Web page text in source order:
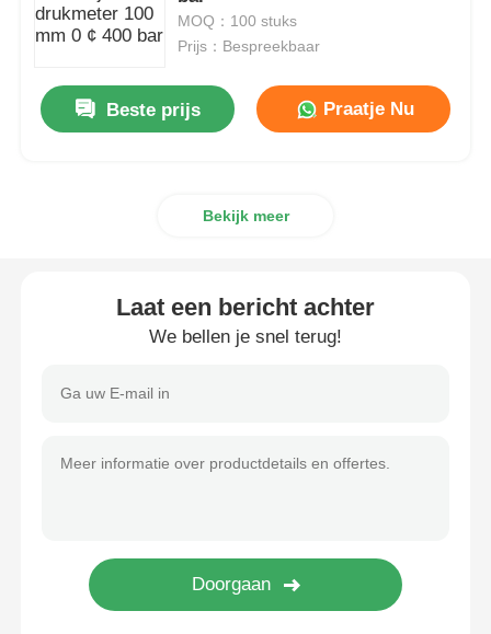
vloeistofgevulde drukmeter
Elektrische contactdrukmeter
Mini-drukmeter
Digitale manometer
Drukmeter voor nutsvoorzieningen
Typen drukmeters
MOQ：100 stuks
Prijs：Bespreekbaar
Beste prijs Praatje Nu
Bekijk meer
Laat een bericht achter
We bellen je snel terug!